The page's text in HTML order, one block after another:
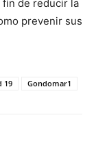
fin de reducir la
prevenir sus
19 Gondomar1